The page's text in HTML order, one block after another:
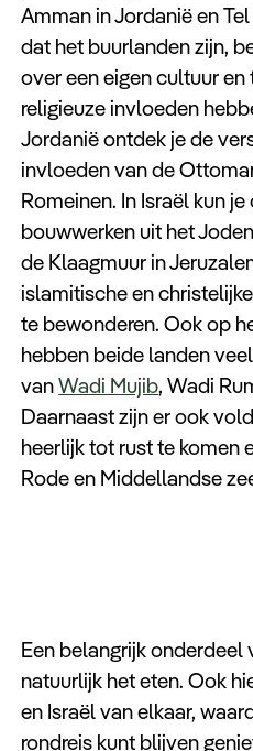
Amman in Jordanië en
dat het buurlanden zijn,
over een eigen cultuur
religieuze invloeden
Jordanië ontdek je de
invloeden van de
Romeinen. In Israël kun
bouwwerken uit het
de Klaagmuur in
islamitische en
te bewonderen. Ook op
hebben beide landen
vanWadi Mujib, Wadi
Daarnaast zijn er ook
heerlijk tot rust te komen
Rode en Middellandse
Een belangrijk onderdeel
natuurlijk het eten. Ook
en Israël van elkaar,
rondreis kunt blijven